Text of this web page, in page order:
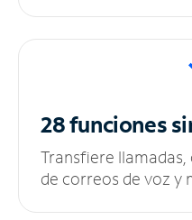
28 funciones
Transfiere
de correos de voz y